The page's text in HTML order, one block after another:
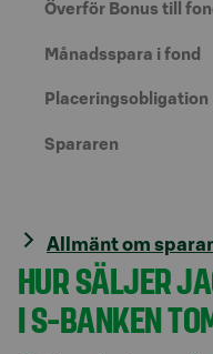
Överför Bonus till
Månadsspara i fond
Placeringsobligation
Spararen
Allmänt om
HUR SÄLJER
I S-BANKEN